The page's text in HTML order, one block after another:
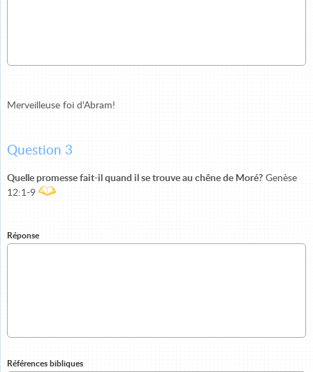
Merveilleuse foi d'Abram!
Question 3
Quelle promesse fait-il quand il se trouve au chêne de Moré? Genèse
12:1-9
Réponse
Références bibliques